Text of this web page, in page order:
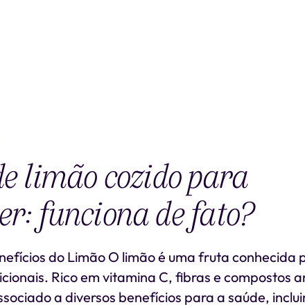
limão cozido para
funciona de fato?
do Limão O limão é uma fruta conhecida
Rico em vitamina C, fibras e compostos
a diversos benefícios para a saúde,